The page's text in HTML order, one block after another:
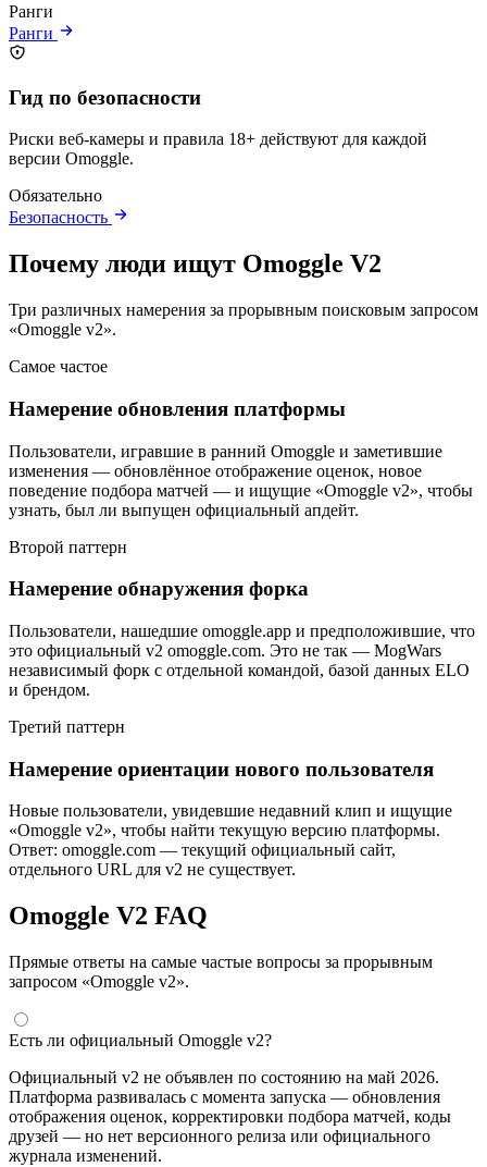
Ранги
Ранги
Гид по безопасности
Риски веб-камеры и правила 18+ действуют для каждой
версии Omoggle.
Обязательно
Безопасность
Почему люди ищут Omoggle V2
Три различных намерения за прорывным поисковым запросом
«Omoggle v2».
Самое частое
Намерение обновления платформы
Пользователи, игравшие в ранний Omoggle и заметившие
изменения — обновлённое отображение оценок, новое
поведение подбора матчей — и ищущие «Omoggle v2», чтобы
узнать, был ли выпущен официальный апдейт.
Второй паттерн
Намерение обнаружения форка
Пользователи, нашедшие omoggle.app и предположившие, что
это официальный v2 omoggle.com. Это не так — MogWars
независимый форк с отдельной командой, базой данных ELO
и брендом.
Третий паттерн
Намерение ориентации нового пользователя
Новые пользователи, увидевшие недавний клип и ищущие
«Omoggle v2», чтобы найти текущую версию платформы.
Ответ: omoggle.com — текущий официальный сайт,
отдельного URL для v2 не существует.
Omoggle V2 FAQ
Прямые ответы на самые частые вопросы за прорывным
запросом «Omoggle v2».
Есть ли официальный Omoggle v2?
Официальный v2 не объявлен по состоянию на май 2026.
Платформа развивалась с момента запуска — обновления
отображения оценок, корректировки подбора матчей, коды
друзей — но нет версионного релиза или официального
журнала изменений.